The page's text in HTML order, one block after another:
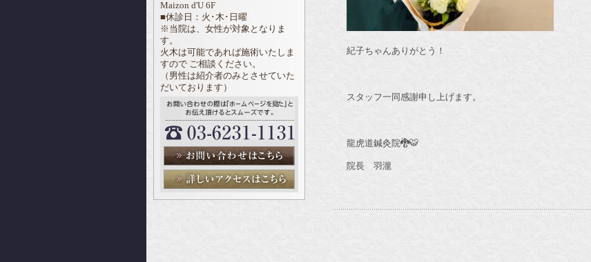
紀子ちゃんありがとう！
スタッフ一同感謝申し上げます。
龍虎道鍼灸院🐉🐯
院長 羽瀧
Maizon d'U 6F
■休診日：火･木･日曜
※当院は、女性が対象となりま
す。
火木は可能であれば施術いたしま
すので ご相談ください。
（男性は紹介者のみとさせていた
だいております）